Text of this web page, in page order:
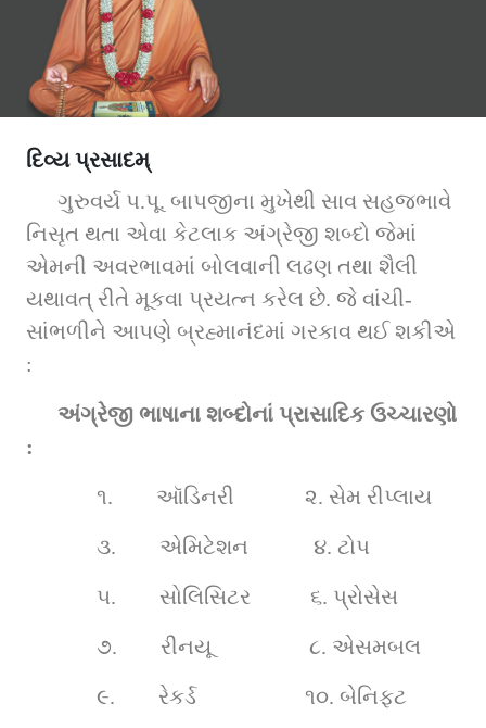
દિવ્ય પ્રસાદમ્‌
ગુરુવર્ય પ.પૂ. બાપજીના મુખેથી સાવ સહજભાવે
નિસૃત થતા એવા કેટલાક અંગ્રેજી શબ્દો જેમાં
એમની અવરભાવમાં બોલવાની લઢણ તથા શૈલી
યથાવત્‌ રીતે મૂકવા પ્રયત્ન કરેલ છે. જે વાંચી-
સાંભળીને આપણે બ્રહ્માનંદમાં ગરકાવ થઈ શકીએ
:
અંગ્રેજી ભાષાના શબ્દોનાં પ્રાસાદિક ઉચ્ચારણો
:
૧. ઑડિનરી             ૨. સેમ રીપ્લાય
૩. એમિટેશન            ૪. ટોપ
૫. સોલિસિટર           ૬. પ્રોસેસ
૭. રીનયૂ                  ૮. એસમબલ
૯. રેકર્ડ                    ૧૦. બેનિફટ